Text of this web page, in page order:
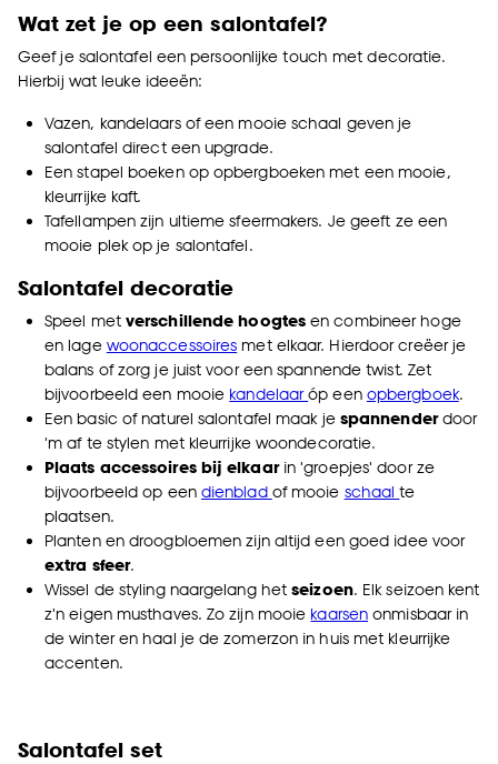
Wat zet je op een salontafel?
Geef je salontafel een persoonlijke touch met decoratie.
Hierbij wat leuke ideeën:
Vazen, kandelaars of een mooie schaal geven je
salontafel direct een upgrade.
Een stapel boeken op opbergboeken met een mooie,
kleurrijke kaft.
Tafellampen zijn ultieme sfeermakers. Je geeft ze een
mooie plek op je salontafel.
Salontafel decoratie
Speel met verschillende hoogtes en combineer hoge
en lage woonaccessoires met elkaar. Hierdoor creëer je
balans of zorg je juist voor een spannende twist. Zet
bijvoorbeeld een mooie kandelaaróp een opbergboek.
Een basic of naturel salontafel maak je spannenderdoor
'm af te stylen met kleurrijke woondecoratie.
Plaats accessoires bij elkaarin 'groepjes'door ze
bijvoorbeeld op een dienblad of mooie schaalte
plaatsen.
Planten endroogbloemen zijn altijd een goed idee voor
extra sfeer.
Wissel de styling naargelang hetseizoen. Elk seizoen kent
z'n eigen musthaves. Zo zijn mooie kaarsen onmisbaar in
de winter en haal je de zomerzon in huis met kleurrijke
accenten.
Salontafel set